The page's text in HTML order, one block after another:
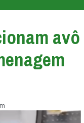
avô